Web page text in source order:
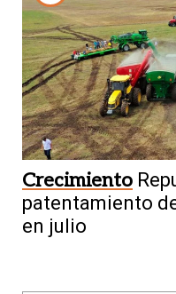
Crecimiento
patentamiento
en julio